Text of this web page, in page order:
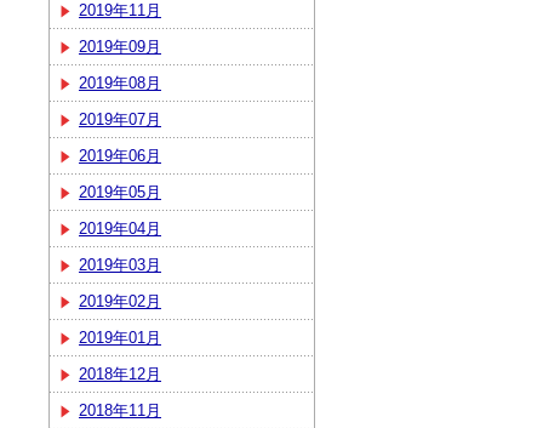
2019年11月
2019年09月
2019年08月
2019年07月
2019年06月
2019年05月
2019年04月
2019年03月
2019年02月
2019年01月
2018年12月
2018年11月